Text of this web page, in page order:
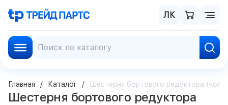
ЛК
Главная Каталог Шестерня бортового редуктора
Шестерня бортового редуктора